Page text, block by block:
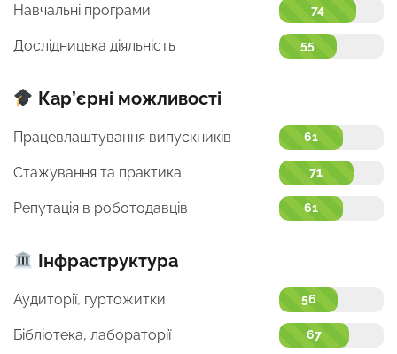
Навчальні програми 74
Дослідницька діяльність 55
Кар’єрні можливості
Працевлаштування випускників 61
Стажування та практика 71
Репутація в роботодавців 61
Інфраструктура
Аудиторії, гуртожитки 56
Бібліотека, лабораторії 67